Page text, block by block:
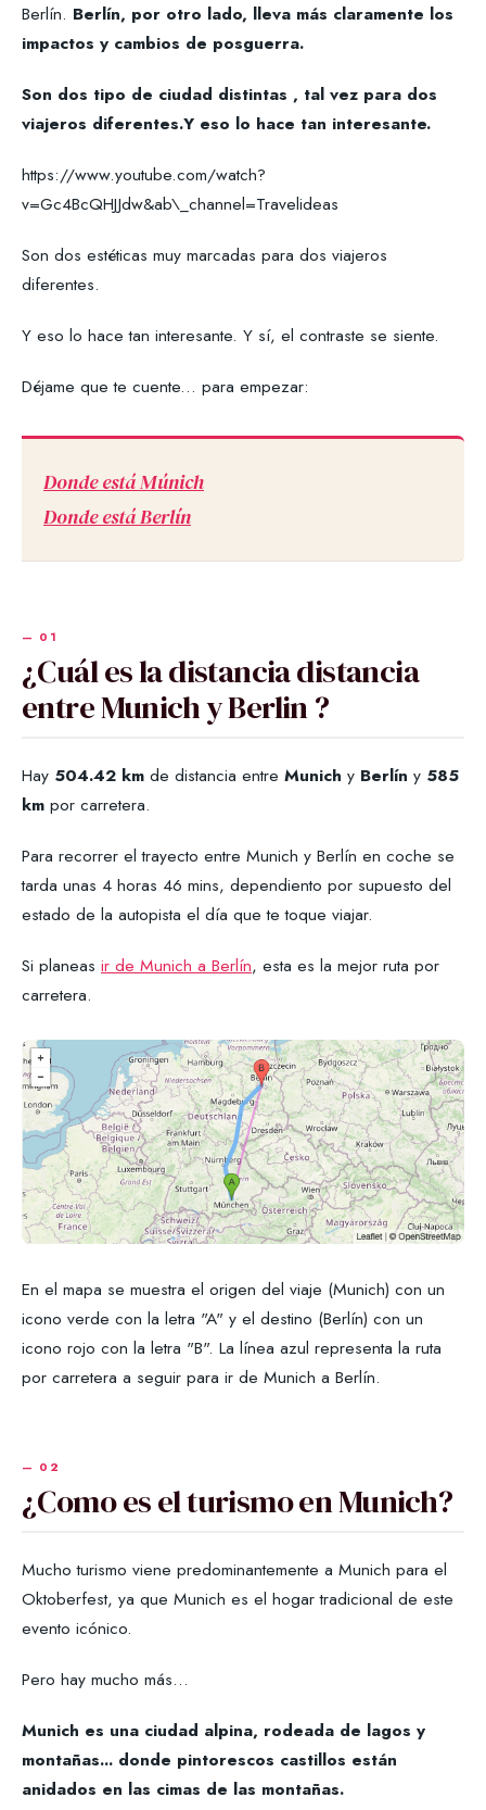
Berlín. Berlín, por otro lado, lleva más claramente los
impactos y cambios de posguerra.
Son dos tipo de ciudad distintas , tal vez para dos
viajeros diferentes.Y eso lo hace tan interesante.
https://www.youtube.com/watch?
v=Gc4BcQHJJdw&ab\_channel=Travelideas
Son dos estéticas muy marcadas para dos viajeros
diferentes.
Y eso lo hace tan interesante. Y sí, el contraste se siente.
Déjame que te cuente... para empezar:
Donde está Múnich
Donde está Berlín
¿Cuál es la distancia distancia
entre Munich y Berlin ?
Hay 504.42 km de distancia entre Munich y Berlín y 585
km por carretera.
Para recorrer el trayecto entre Munich y Berlín en coche se
tarda unas 4 horas 46 mins, dependiento por supuesto del
estado de la autopista el día que te toque viajar.
Si planeas ir de Munich a Berlín, esta es la mejor ruta por
carretera.
En el mapa se muestra el origen del viaje (Munich) con un
icono verde con la letra "A" y el destino (Berlín) con un
icono rojo con la letra "B". La línea azul representa la ruta
por carretera a seguir para ir de Munich a Berlín.
¿Como es el turismo en Munich?
Mucho turismo viene predominantemente a Munich para el
Oktoberfest, ya que Munich es el hogar tradicional de este
evento icónico.
Pero hay mucho más…
Munich es una ciudad alpina, rodeada de lagos y
montañas... donde pintorescos castillos están
anidados en las cimas de las montañas.